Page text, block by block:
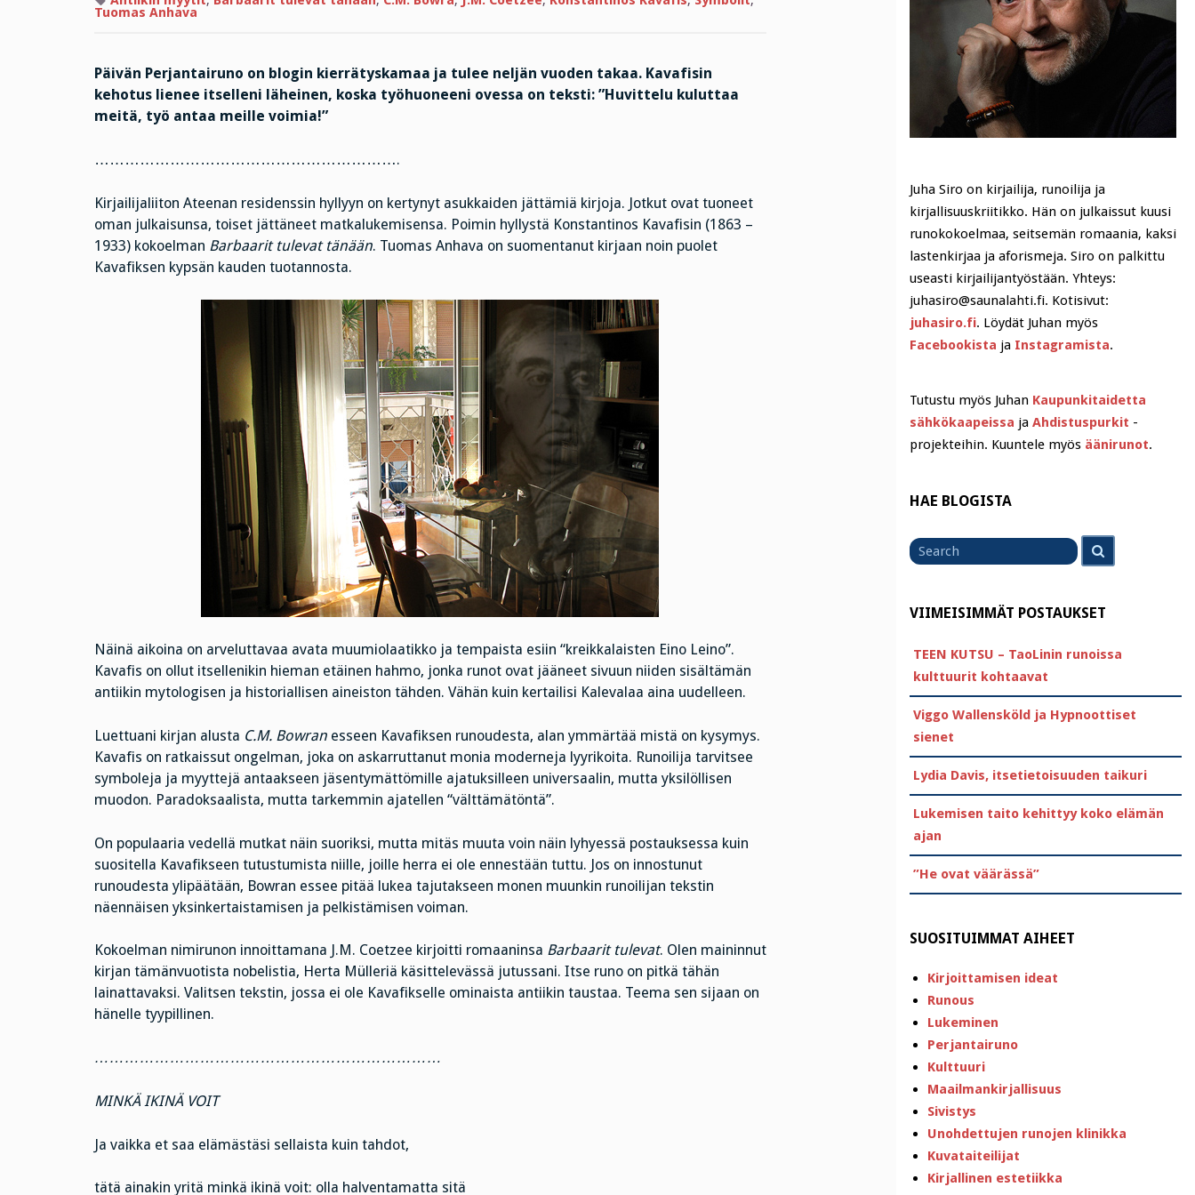
Tuomas Anhava
Päivän Perjantairuno on blogin kierrätyskamaa ja tulee neljän vuoden takaa. Kavafisin
kehotus lienee itselleni läheinen, koska työhuoneeni ovessa on teksti: ”Huvittelu kuluttaa
meitä, työ antaa meille voimia!”
…………………………………………………….
Kirjailijaliiton Ateenan residenssin hyllyyn on kertynyt asukkaiden jättämiä kirjoja. Jotkut ovat tuoneet
oman julkaisunsa, toiset jättäneet matkalukemisensa. Poimin hyllystä Konstantinos Kavafisin (1863 –
1933) kokoelman Barbaarit tulevat tänään. Tuomas Anhava on suomentanut kirjaan noin puolet
Kavafiksen kypsän kauden tuotannosta.
Näinä aikoina on arveluttavaa avata muumiolaatikko ja tempaista esiin “kreikkalaisten Eino Leino”.
Kavafis on ollut itsellenikin hieman etäinen hahmo, jonka runot ovat jääneet sivuun niiden sisältämän
antiikin mytologisen ja historiallisen aineiston tähden. Vähän kuin kertailisi Kalevalaa aina uudelleen.
Luettuani kirjan alusta C.M. Bowranesseen Kavafiksen runoudesta, alan ymmärtää mistä on kysymys.
Kavafis on ratkaissut ongelman, joka on askarruttanut monia moderneja lyyrikoita. Runoilija tarvitsee
symboleja ja myyttejä antaakseen jäsentymättömille ajatuksilleen universaalin, mutta yksilöllisen
muodon. Paradoksaalista, mutta tarkemmin ajatellen “välttämätöntä”.
On populaaria vedellä mutkat näin suoriksi, mutta mitäs muuta voin näin lyhyessä postauksessa kuin
suositella Kavafikseen tutustumista niille, joille herra ei ole ennestään tuttu. Jos on innostunut
runoudesta ylipäätään, Bowran essee pitää lukea tajutakseen monen muunkin runoilijan tekstin
näennäisen yksinkertaistamisen ja pelkistämisen voiman.
Kokoelman nimirunon innoittamana J.M. Coetzee kirjoitti romaaninsa Barbaarit tulevat. Olen maininnut
kirjan tämänvuotista nobelistia, Herta Mülleriä käsittelevässä jutussani. Itse runo on pitkä tähän
lainattavaksi. Valitsen tekstin, jossa ei ole Kavafikselle ominaista antiikin taustaa. Teema sen sijaan on
hänelle tyypillinen.
……………………………………………………………
MINKÄ IKINÄ VOIT
Ja vaikka et saa elämästäsi sellaista kuin tahdot,
tätä ainakin yritä minkä ikinä voit: olla halventamatta sitä
Juha Siro on kirjailija, runoilija ja
kirjallisuuskriitikko. Hän on julkaissut kuusi
runokokoelmaa, seitsemän romaania, kaksi
lastenkirjaa ja aforismeja. Siro on palkittu
useasti kirjailijantyöstään. Yhteys:
juhasiro@saunalahti.fi. Kotisivut:
juhasiro.fi. Löydät Juhan myös
Facebookista ja Instagramista.
Tutustu myös Juhan Kaupunkitaidetta
sähkökaapeissa ja Ahdistuspurkit -
projekteihin. Kuuntele myös äänirunot.
HAE BLOGISTA
for
VIIMEISIMMÄT POSTAUKSET
TEEN KUTSU – TaoLinin runoissa
kulttuurit kohtaavat
Viggo Wallensköld ja Hypnoottiset
sienet
Lydia Davis, itsetietoisuuden taikuri
Lukemisen taito kehittyy koko elämän
ajan
”He ovat väärässä”
SUOSITUIMMAT AIHEET
Kirjoittamisen ideat
Runous
Lukeminen
Perjantairuno
Kulttuuri
Maailmankirjallisuus
Sivistys
Unohdettujen runojen klinikka
Kuvataiteilijat
Kirjallinen estetiikka